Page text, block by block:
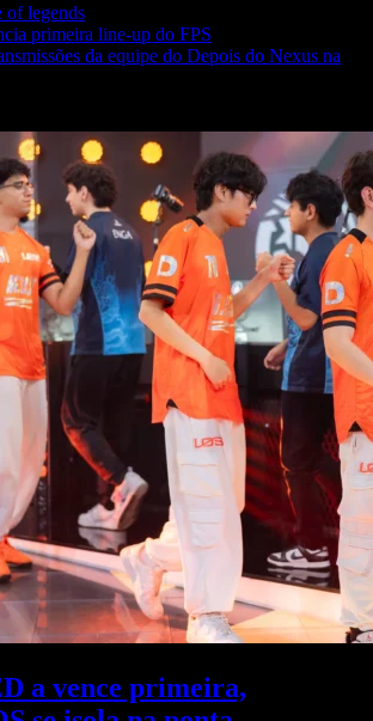
of legends
primeira line-up do FPS
da equipe do Depois do Nexus na
a vence primeira,